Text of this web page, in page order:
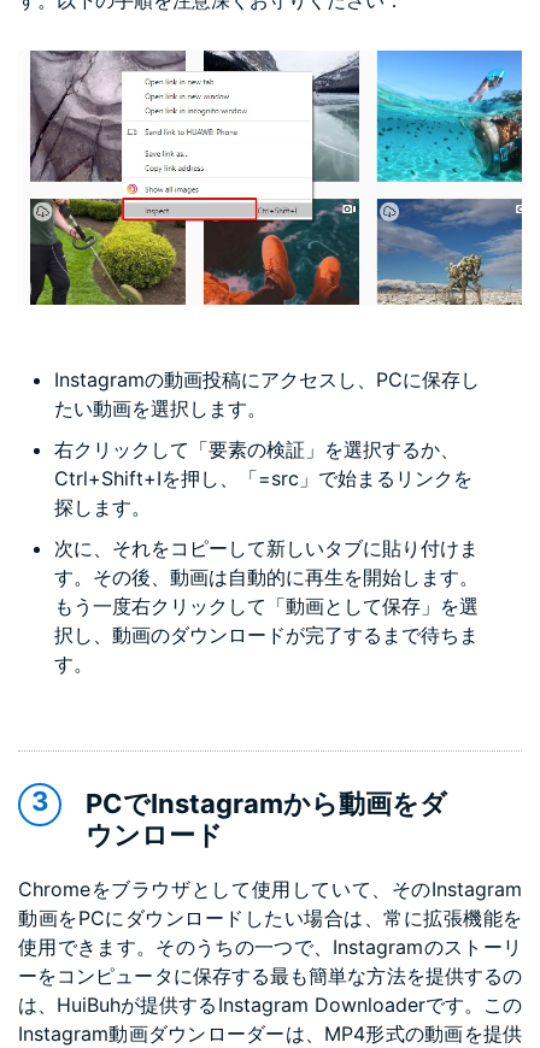
Instagramの動画投稿にアクセスし、PCに保存し
たい動画を選択します。
右クリックして「要素の検証」を選択するか、
Ctrl+Shift+Iを押し、「=src」で始まるリンクを
探します。
次に、それをコピーして新しいタブに貼り付けま
す。その後、動画は自動的に再生を開始します。
もう一度右クリックして「動画として保存」を選
択し、動画のダウンロードが完了するまで待ちま
す。
PCでInstagramから動画をダ
ウンロード
Chromeをブラウザとして使用していて、そのInstagram
動画をPCにダウンロードしたい場合は、常に拡張機能を
使用できます。そのうちの一つで、Instagramのストーリ
ーをコンピュータに保存する最も簡単な方法を提供するの
は、HuiBuhが提供するInstagram Downloaderです。この
Instagram動画ダウンローダーは、MP4形式の動画を提供